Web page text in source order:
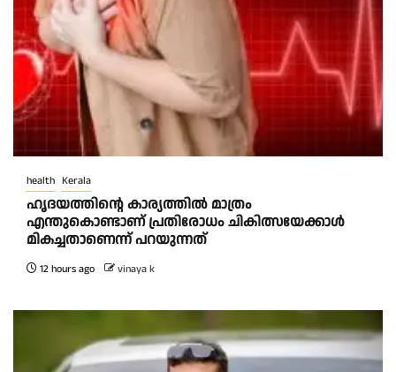
health Kerala
ഹൃദയത്തിന്റെ കാര്യത്തിൽ മാത്രം
എന്തുകൊണ്ടാണ് പ്രതിരോധം ചികിത്സയേക്കാൾ
മികച്ചതാണെന്ന് പറയുന്നത്
12 hours ago vinaya k